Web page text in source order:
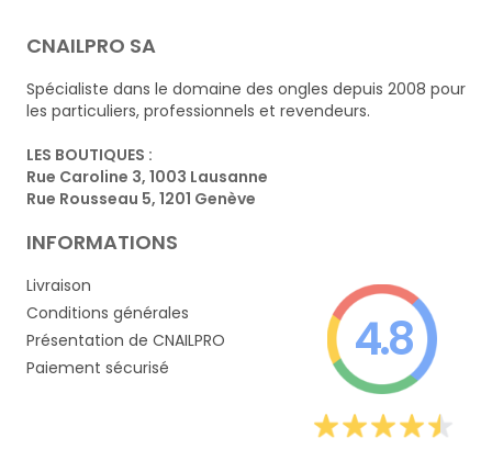
CNAILPRO SA
Spécialiste dans le domaine des ongles depuis 2008 pour
les particuliers, professionnels et revendeurs.
LES BOUTIQUES :
Rue Caroline 3, 1003 Lausanne
Rue Rousseau 5, 1201 Genève
INFORMATIONS
Livraison
Conditions générales
Présentation de CNAILPRO
Paiement sécurisé
4.8